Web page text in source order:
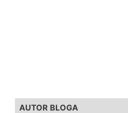
AUTOR BLOGA